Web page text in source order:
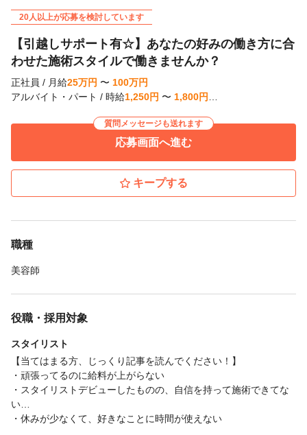
20人以上が応募を検討しています
【引越しサポート有☆】あなたの好みの働き方に合
わせた施術スタイルで働きませんか？
正社員 / 月給25万円 〜 100万円
アルバイト・パート / 時給1,250円 〜 1,800円 …
質問メッセージも送れます
応募画面へ進む
キープする
職種
美容師
役職・採用対象
スタイリスト
【当てはまる方、じっくり記事を読んでください！】
・頑張ってるのに給料が上がらない
・スタイリストデビューしたものの、自信を持って施術できてな
い…
・休みが少なくて、好きなことに時間が使えない